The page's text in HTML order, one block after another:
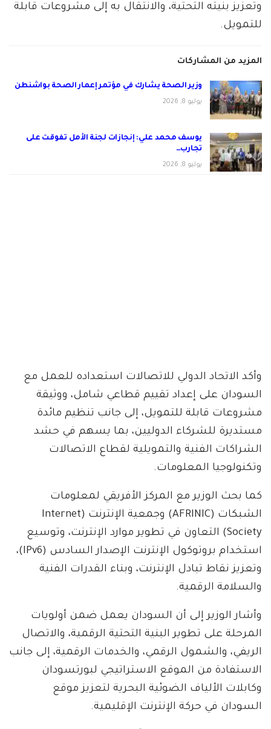
وتعزيز بنيته التحتية، والانتقال به إلى مشروعات قابلة
للتمويل.
المزيد من المشاركات
وزير الصحة يشارك في مؤتمر إعمار الصحة بواشنطن
يوليو 8, 2026
يوسف محمد علي: إنجازات لجنة الأمل تفوقت على
تجارب…
يوليو 8, 2026
وأكد الاتحاد الدولي للاتصالات استعداده للعمل مع
السودان على إعداد تقييم قطاعي شامل، ووثيقة
مشروعات قابلة للتمويل، إلى جانب تنظيم مائدة
مستديرة للشركاء الدوليين، بما يسهم في حشد
الشراكات الفنية والتمويلية لقطاع الاتصالات
وتكنولوجيا المعلومات.
كما بحث الوزير مع المركز الأفريقي لمعلومات
الشبكات (AFRINIC) وجمعية الإنترنت (Internet
Society) التعاون في تطوير موارد الإنترنت، وتوسيع
استخدام بروتوكول الإنترنت الإصدار السادس (IPv6)،
وتعزيز نقاط تبادل الإنترنت، وبناء القدرات الفنية
والسلامة الرقمية.
وأشار الوزير إلى أن السودان يعمل ضمن أولويات
المرحلة على تطوير البنية التحتية الرقمية، والاتصال
الريفي، والشمول الرقمي، والخدمات الرقمية، إلى جانب
الاستفادة من الموقع الاستراتيجي لبورتسودان
وكابلات الألياف الضوئية البحرية لتعزيز موقع
السودان في حركة الإنترنت الإقليمية.